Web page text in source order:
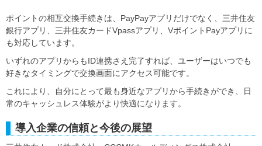
ポイントの相互交換手続きは、PayPayアプリだけでなく、三井住友
銀行アプリ、三井住友カードVpassアプリ、VポイントPayアプリに
も対応しています。
いずれのアプリからもID連携さえ完了すれば、ユーザーはいつでも
好きなタイミングで交換画面にアクセス可能です。
これにより、自分にとって最も身近なアプリから手続きができ、日
常のキャッシュレス体験がより快適になります。
導入企業の信頼と今後の展望